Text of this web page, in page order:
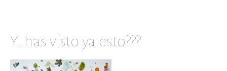
Y…has visto ya esto???